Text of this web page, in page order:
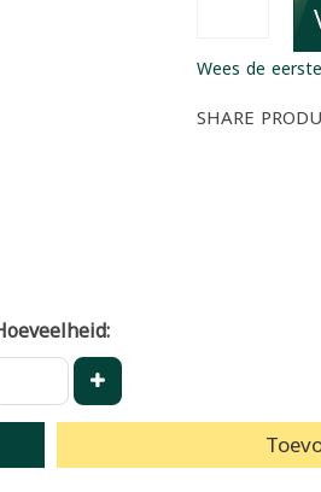
Wees de
SHARE